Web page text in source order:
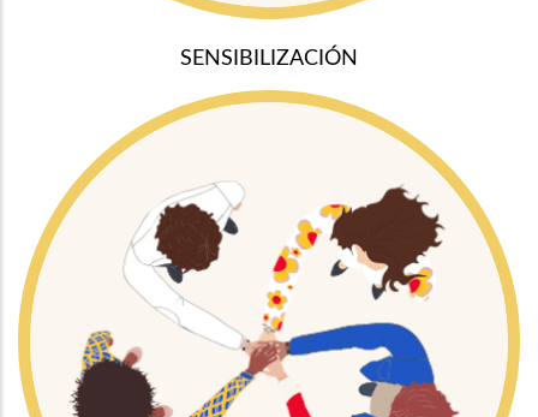
SENSIBILIZACIÓN